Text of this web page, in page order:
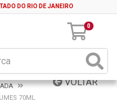
DO RIO DE JANEIRO
0
VOLTAR
70ML